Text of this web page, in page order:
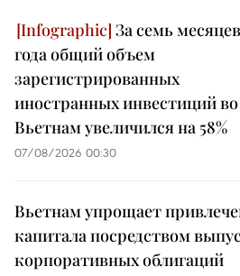
За семь
года общий объем
зарегистрированных
иностранных инвестиций во
Вьетнам увеличился на 58%
07/08/2026 00:30
Вьетнам упрощает
капитала посредством
корпоративных облигаций